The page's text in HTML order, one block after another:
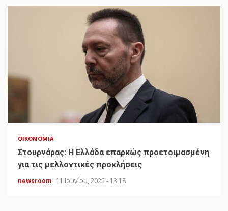
ΟΙΚΟΝΟΜΊΑ
Στουρνάρας: Η Ελλάδα επαρκώς προετοιμασμένη
για τις μελλοντικές προκλήσεις
newsroom 11 Ιουνίου, 2025 - 13:18